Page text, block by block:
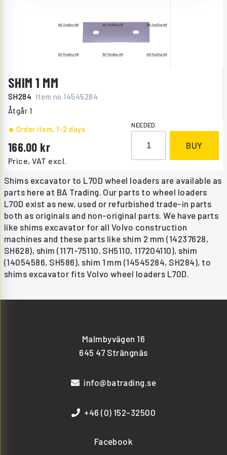
SHIM 1 MM
SH284 Item no.14545284
Åtgår 1
Price, VAT excl.
166.00
Order item, 1-2 days NEEDED
BUY
Shims excavator to L70D wheel loaders are available as
parts here at BA Trading. Our parts to wheel loaders
L70D exist as new, used or refurbished trade-in parts
both as originals and non-original parts. We have parts
like shims excavator for all Volvo construction
machines and these parts like shim 2 mm (14237628,
SH628), shim (1171-75110, SH5110, 117204110), shim
(14054586, SH586), shim 1 mm (14545284, SH284), to
shims excavator fits Volvo wheel loaders L70D.
Malmbyvägen 16
645 47 Strängnäs
info@batrading.se
+46 (0) 152-32500
Facebook